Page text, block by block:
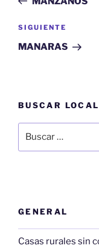
entradas
Siguiente
entrada
SIGUIENTE
MANARAS
BUSCAR
por:
GENERAL
Casas rurales sin